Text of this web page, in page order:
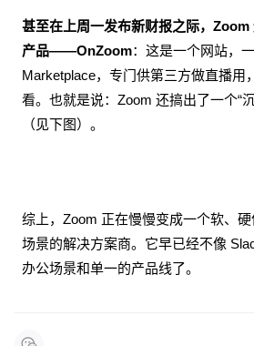
甚至在上周一发布新财报之际，
产品——OnZoom：这是一个网站，
Marketplace，专门供第三方做直播用
看。也就是说：Zoom 还搞出了一个“
（见下图）。
综上，Zoom 正在慢慢变成一个软、
场景的解决方案商。它早已经不像
办公场景和单一的产品线了。